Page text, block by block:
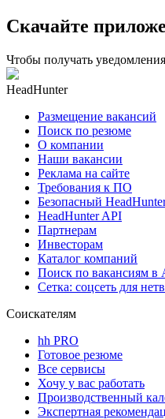
Скачайте
Чтобы получать
HeadHunter
Размещение вакансий
Поиск по резюме
О компании
Наши вакансии
Реклама на сайте
Требования к ПО
Безопасный
HeadHunter API
Партнерам
Инвесторам
Каталог компаний
Поиск по вакансиям в
Сетка: соцсеть для
Соискателям
hh PRO
Готовое резюме
Все сервисы
Хочу у вас работать
Производственный
Экспертная